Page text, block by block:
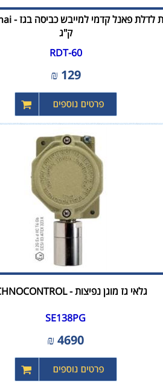
ק"ג
RDT-60
129
₪
גלאי גז מוגן נפיצות - TECHNOCONTROL
SE138PG
4690
₪